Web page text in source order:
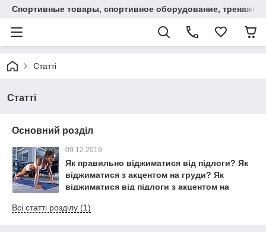
Спортивные товары, спортивное оборудование,
Статті
Статті
Основний розділ
09.12.2019
Як правильно віджиматися від підлоги? Як
віджиматися з акцентом на груди? Як
віджиматися від підлоги з акцентом на
Всі статті розділу (1)